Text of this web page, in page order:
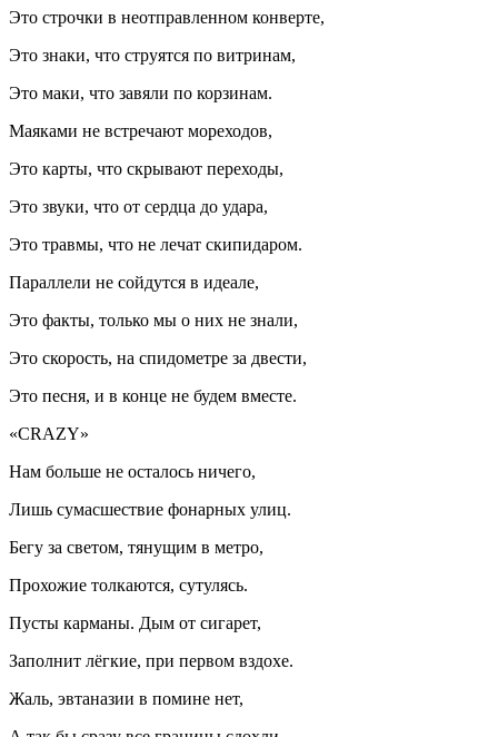
Это строчки в неотправленном конверте,
Это знаки, что струятся по витринам,
Это маки, что завяли по корзинам.
Маяками не встречают мореходов,
Это карты, что скрывают переходы,
Это звуки, что от сердца до удара,
Это травмы, что не лечат скипидаром.
Параллели не сойдутся в идеале,
Это факты, только мы о них не знали,
Это скорость, на спидометре за двести,
Это песня, и в конце не будем вместе.
«CRAZY»
Нам больше не осталось ничего,
Лишь сумасшествие фонарных улиц.
Бегу за светом, тянущим в метро,
Прохожие толкаются, сутулясь.
Пусты карманы. Дым от сигарет,
Заполнит лёгкие, при первом вздохе.
Жаль, эвтаназии в помине нет,